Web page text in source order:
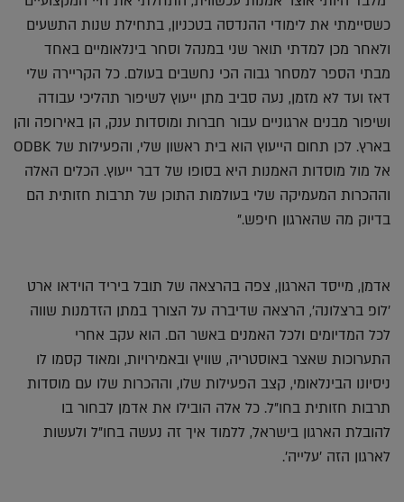
כשסיימתי את לימודי ההנדסה בטכניון, בתחילת שנות התשעים
ולאחר מכן למדתי תואר שני במנהל וסחר בינלאומיים באחד
מבתי הספר למסחר גבוה הכי נחשבים בעולם. כל הקריירה שלי
דאז ועד לא מזמן, נעה סביב מתן ייעוץ לשיפור תהליכי עבודה
ושיפור מבנים ארגוניים עבור חברות ומוסדות ענק, הן באירופה והן
בארץ. לכן תחום הייעוץ הוא בית ראשון שלי, והפעילות של ODBK
אל מול מוסדות האמנות היא בסופו של דבר ייעוץ. הכלים האלה
וההכרות המעמיקה שלי בעולמות התוכן של תרבות חזותית הם
בדיוק מה שהארגון חיפש."
אדמן, מייסד הארגון, צפה בהרצאה של תובל ביריד הוידאו ארט
'לופ ברצלונה', הרצאה שדיברה על הצורך במתן הזדמנות שווה
לכל המדיומים ולכל האמנים באשר הם. הוא עקב אחרי
התערוכות שאצר באוסטריה, שוויץ ובאמירויות, ומאוד קסמו לו
ניסיונו הבינלאומי, קצב הפעילות שלו, וההכרות שלו עם מוסדות
תרבות חזותית בחו"ל. כל אלה הובילו את אדמן לבחור בו
להובלת הארגון בישראל, ללמוד איך זה נעשה בחו"ל ולעשות
לארגון הזה 'עלייה'.